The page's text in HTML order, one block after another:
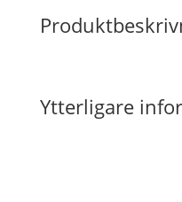
Ytterligare